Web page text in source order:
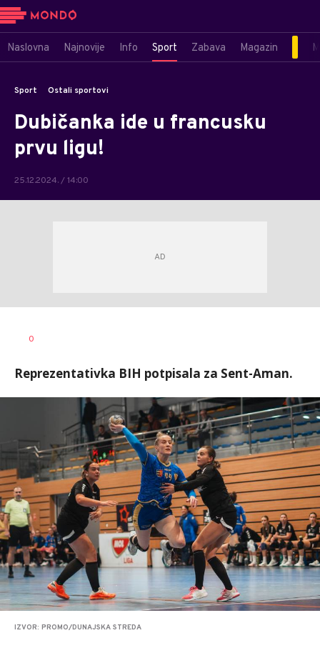
Naslovna Najnovije Info Sport Zabava Magazin
Sport Ostali sportovi
Dubičanka ide u francusku
prvu ligu!
25.12.2024. / 14:00
AUTOR
0
Reprezentativka BIH potpisala za Sent-Aman.
IZVOR: PROMO/DUNAJSKA STREDA